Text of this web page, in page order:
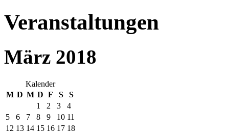
Veranstaltungen
März 2018
Kalender
M D M D F S
S
1
2 3
4
5
6 7 8 9 10 11
12 13 14 15 16 17 18